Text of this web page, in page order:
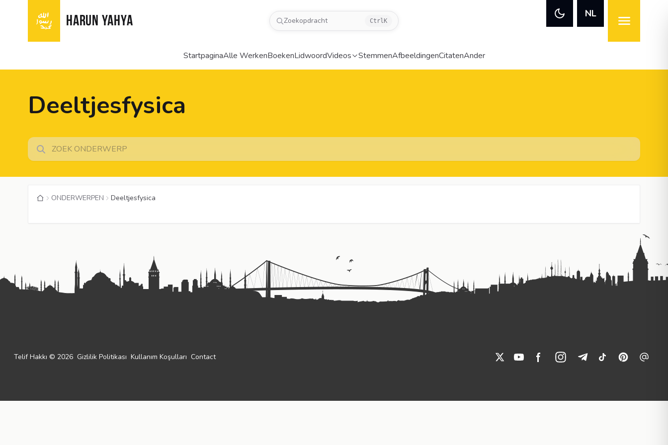
HARUN YAHYA Zoekopdracht Ctrl K
NL
StartpaginaAlle WerkenBoekenLidwoordVideos StemmenAfbeeldingenCitatenAnder
Deeltjesfysica
ONDERWERPEN Deeltjesfysica
Telif Hakkı © 2026 Gizlilik Politikası Kullanım Koşulları Contact